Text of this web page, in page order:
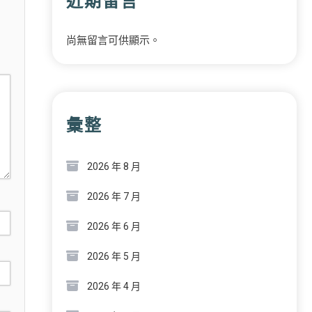
尚無留言可供顯示。
彙整
2026 年 8 月
2026 年 7 月
2026 年 6 月
2026 年 5 月
2026 年 4 月